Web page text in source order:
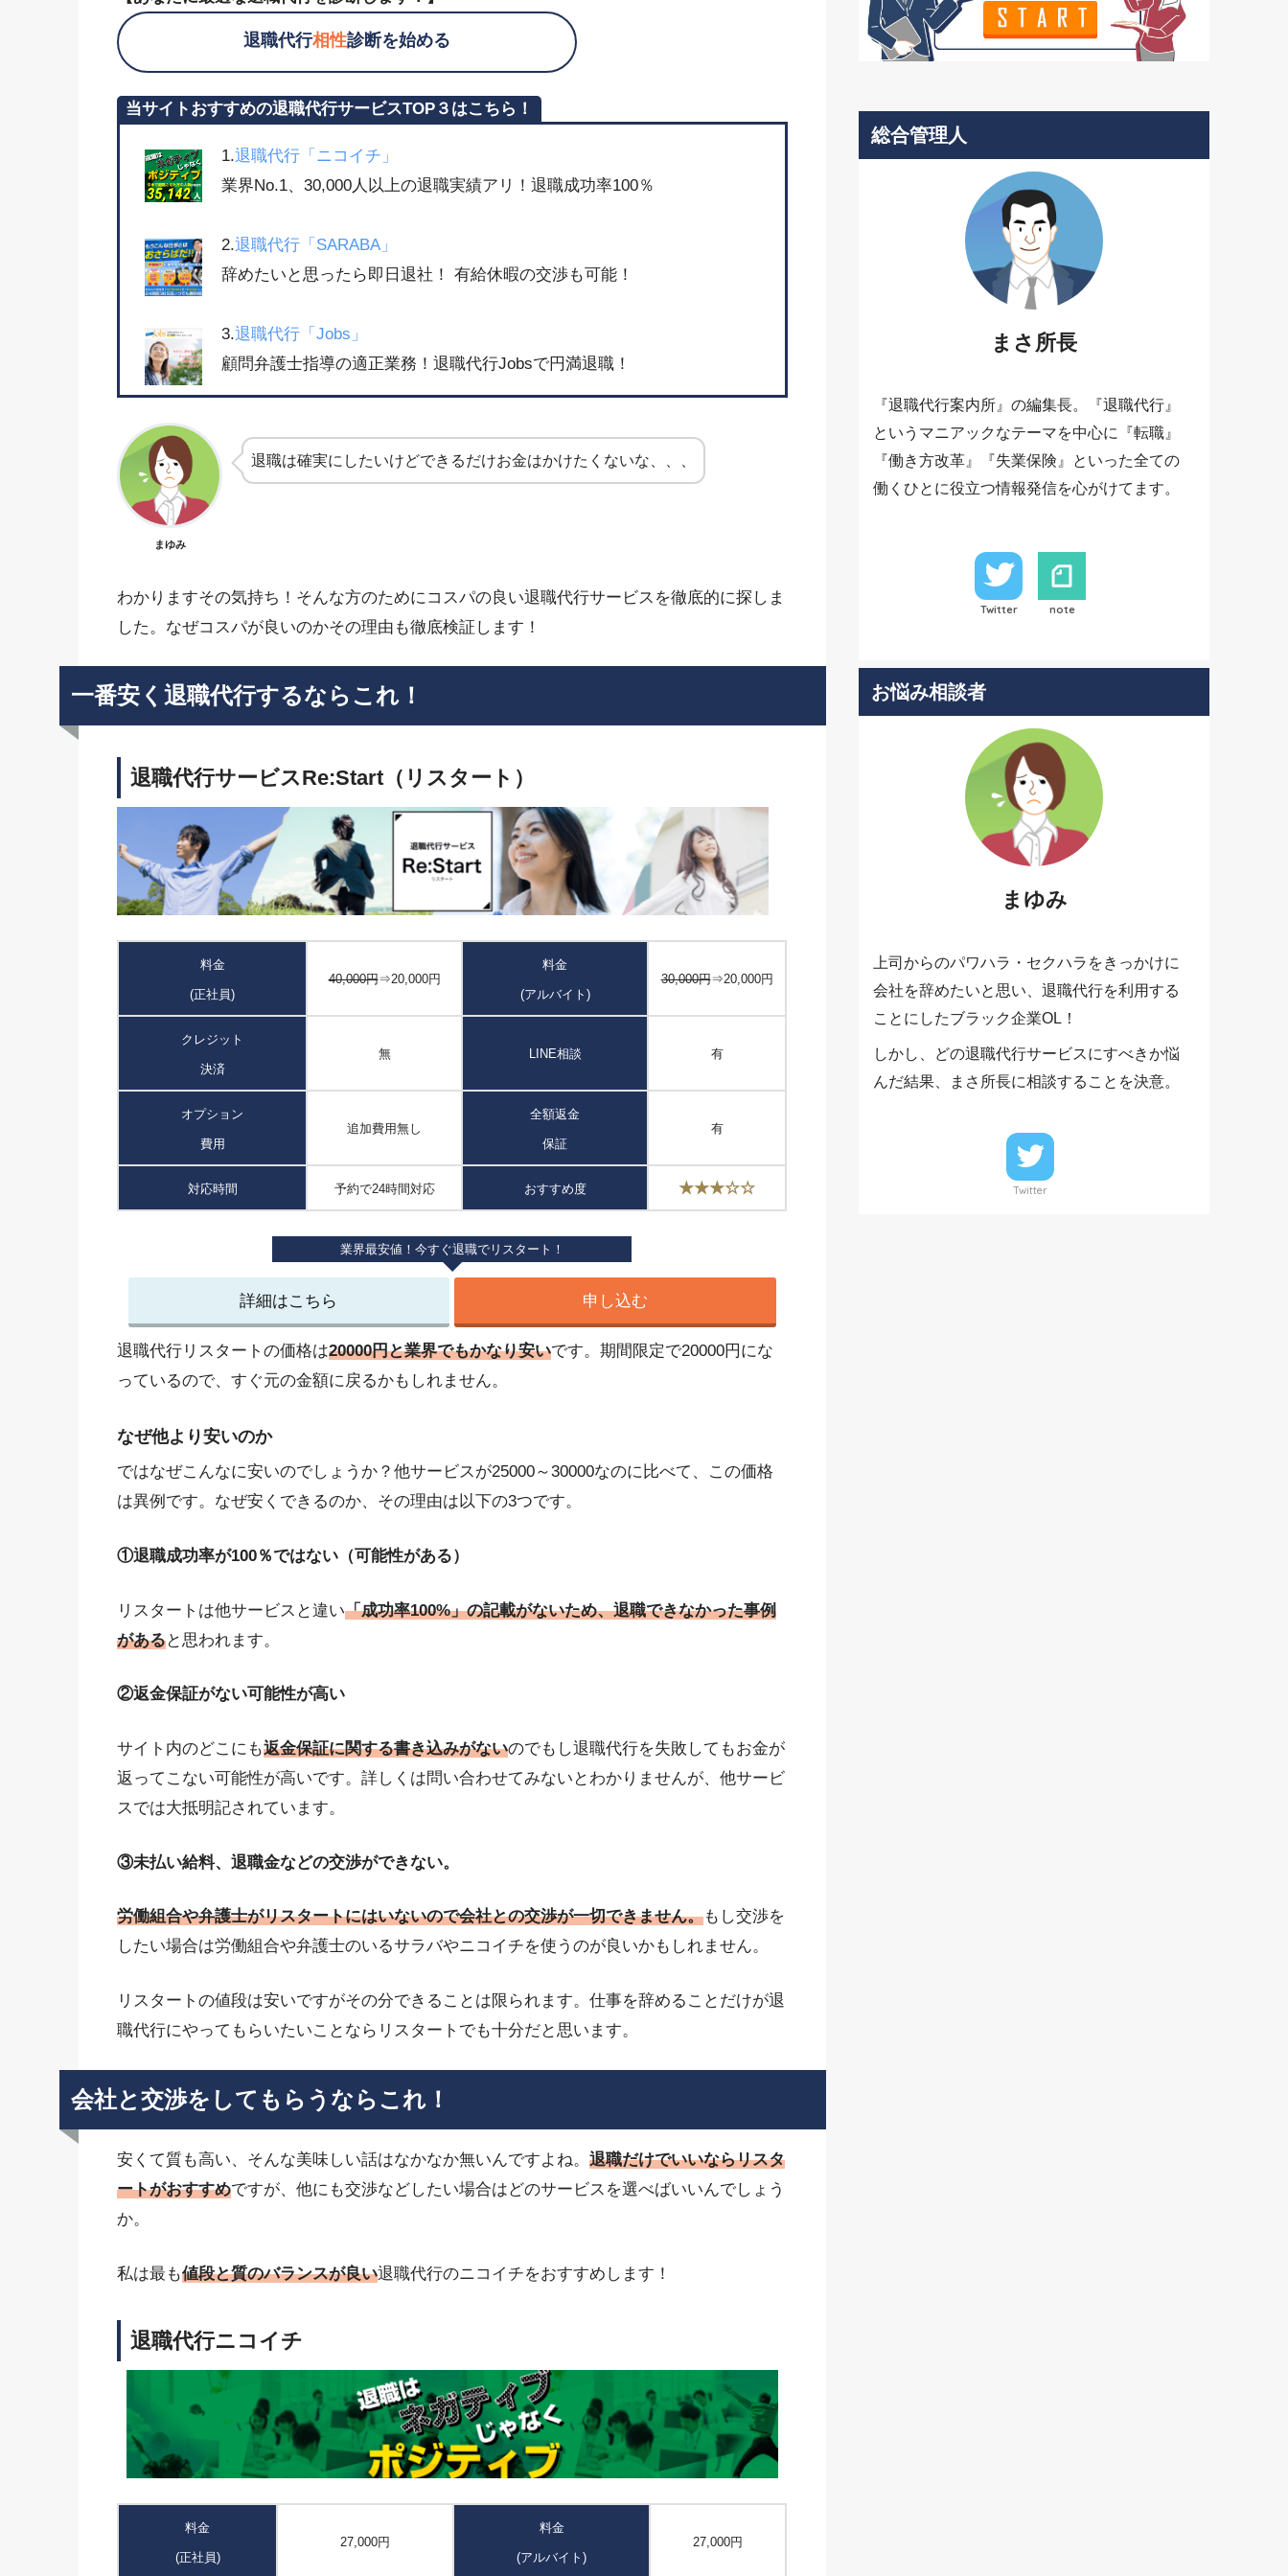
退職代行相性診断を始める
当サイトおすすめの退職代行サービスTOP３はこちら！
1.退職代行「ニコイチ」
業界No.1、30,000人以上の退職実績アリ！退職成功率100％
2.退職代行「SARABA」
辞めたいと思ったら即日退社！ 有給休暇の交渉も可能！
3.退職代行「Jobs」
顧問弁護士指導の適正業務！退職代行Jobsで円満退職！
まゆみ
退職は確実にしたいけどできるだけお金はかけたくないな、、、
わかりますその気持ち！そんな方のためにコスパの良い退職代行サービスを徹底的に探しま
した。なぜコスパが良いのかその理由も徹底検証します！
一番安く退職代行するならこれ！
退職代行サービスRe:Start（リスタート）
料金
(正社員)
40,000円⇒20,000円
料金
(アルバイト)
30,000円⇒20,000円
クレジット
決済
無 LINE相談 有
オプション
費用
追加費用無し
全額返金
保証
有
対応時間 予約で24時間対応 おすすめ度 ★★★☆☆
業界最安値！今すぐ退職でリスタート！
詳細はこちら 申し込む
退職代行リスタートの価格は20000円と業界でもかなり安いです。期間限定で20000円にな
っているので、すぐ元の金額に戻るかもしれません。
なぜ他より安いのか
ではなぜこんなに安いのでしょうか？他サービスが25000～30000なのに比べて、この価格
は異例です。なぜ安くできるのか、その理由は以下の3つです。
①退職成功率が100％ではない（可能性がある）
リスタートは他サービスと違い「成功率100%」の記載がないため、退職できなかった事例
があると思われます。
②返金保証がない可能性が高い
サイト内のどこにも返金保証に関する書き込みがないのでもし退職代行を失敗してもお金が
返ってこない可能性が高いです。詳しくは問い合わせてみないとわかりませんが、他サービ
スでは大抵明記されています。
③未払い給料、退職金などの交渉ができない。
労働組合や弁護士がリスタートにはいないので会社との交渉が一切できません。もし交渉を
したい場合は労働組合や弁護士のいるサラバやニコイチを使うのが良いかもしれません。
リスタートの値段は安いですがその分できることは限られます。仕事を辞めることだけが退
職代行にやってもらいたいことならリスタートでも十分だと思います。
会社と交渉をしてもらうならこれ！
安くて質も高い、そんな美味しい話はなかなか無いんですよね。 退職だけでいいならリスタ
ートがおすすめですが、他にも交渉などしたい場合はどのサービスを選べばいいんでしょう
か。
私は最も値段と質のバランスが良い退職代行のニコイチをおすすめします！
退職代行ニコイチ
料金
(正社員)
27,000円
料金
(アルバイト)
27,000円
総合管理人
まさ所長
『退職代行案内所』の編集長。『退職代行』
というマニアックなテーマを中心に『転職』
『働き方改革』『失業保険』といった全ての
働くひとに役立つ情報発信を心がけてます。
Twitter note
お悩み相談者
まゆみ
上司からのパワハラ・セクハラをきっかけに
会社を辞めたいと思い、退職代行を利用する
ことにしたブラック企業OL！
しかし、どの退職代行サービスにすべきか悩
んだ結果、まさ所長に相談することを決意。
Twitter